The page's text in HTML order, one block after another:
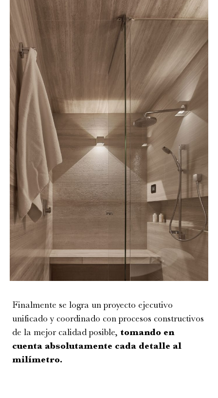
Finalmente se logra un proyecto ejecutivo
unificado y coordinado con procesos constructivos
de la mejor calidad posible, tomando en
cuenta absolutamente cada detalle al
milímetro.